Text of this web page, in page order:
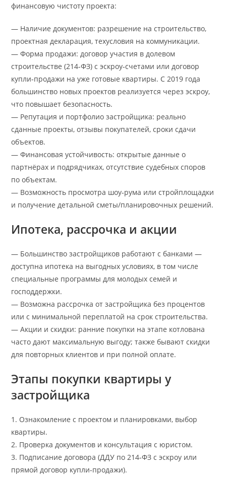
финансовую чистоту проекта:
— Наличие документов: разрешение на строительство,
проектная декларация, техусловия на коммуникации.
— Форма продажи: договор участия в долевом
строительстве (214‑ФЗ) с эскроу‑счетами или договор
купли‑продажи на уже готовые квартиры. С 2019 года
большинство новых проектов реализуется через эскроу,
что повышает безопасность.
— Репутация и портфолио застройщика: реально
сданные проекты, отзывы покупателей, сроки сдачи
объектов.
— Финансовая устойчивость: открытые данные о
партнёрах и подрядчиках, отсутствие судебных споров
по объектам.
— Возможность просмотра шоу‑рума или стройплощадки
и получение детальной сметы/планировочных решений.
Ипотека, рассрочка и акции
— Большинство застройщиков работают с банками —
доступна ипотека на выгодных условиях, в том числе
специальные программы для молодых семей и
господдержки.
— Возможна рассрочка от застройщика без процентов
или с минимальной переплатой на срок строительства.
— Акции и скидки: ранние покупки на этапе котлована
часто дают максимальную выгоду; также бывают скидки
для повторных клиентов и при полной оплате.
Этапы покупки квартиры у
застройщика
1. Ознакомление с проектом и планировками, выбор
квартиры.
2. Проверка документов и консультация с юристом.
3. Подписание договора (ДДУ по 214‑ФЗ с эскроу или
прямой договор купли‑продажи).